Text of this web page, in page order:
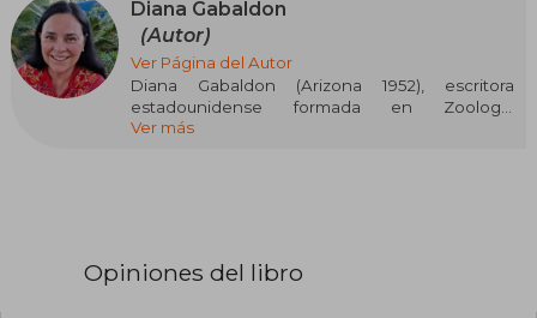
Diana Gabaldon
(Autor)
Ver Página del Autor
Diana Gabaldon (Arizona 1952), escritora
estadounidense formada en Zoología
(licenciatura), Biología Marina (máster) y
tiempo. La saga ha vendido más de 50 millones
Ver más
Opiniones del libro